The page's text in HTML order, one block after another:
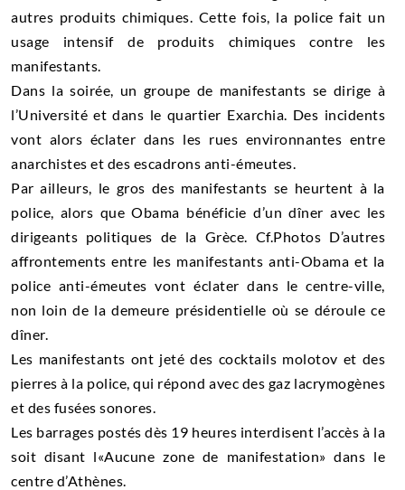
autres produits chimiques. Cette fois, la police fait un
usage intensif de produits chimiques contre les
manifestants.
Dans la soirée, un groupe de manifestants se dirige à
l’Université et dans le quartier Exarchia. Des incidents
vont alors éclater dans les rues environnantes entre
anarchistes et des escadrons anti-émeutes.
Par ailleurs, le gros des manifestants se heurtent à la
police, alors que Obama bénéficie d’un dîner avec les
dirigeants politiques de la Grèce. Cf.Photos D’autres
affrontements entre les manifestants anti-Obama et la
police anti-émeutes vont éclater dans le centre-ville,
non loin de la demeure présidentielle où se déroule ce
dîner.
Les manifestants ont jeté des cocktails molotov et des
pierres à la police, qui répond avec des gaz lacrymogènes
et des fusées sonores.
Les barrages postés dès 19 heures interdisent l’accès à la
soit disant l«Aucune zone de manifestation» dans le
centre d’Athènes.